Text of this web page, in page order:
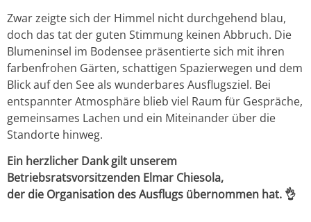
Zwar zeigte sich der Himmel nicht durchgehend blau,
doch das tat der guten Stimmung keinen Abbruch. Die
Blumeninsel im Bodensee präsentierte sich mit ihren
farbenfrohen Gärten, schattigen Spazierwegen und dem
Blick auf den See als wunderbares Ausflugsziel. Bei
entspannter Atmosphäre blieb viel Raum für Gespräche,
gemeinsames Lachen und ein Miteinander über die
Standorte hinweg.
Ein herzlicher Dank gilt unserem
Betriebsratsvorsitzenden Elmar Chiesola,
der die Organisation des Ausflugs übernommen hat. 👌